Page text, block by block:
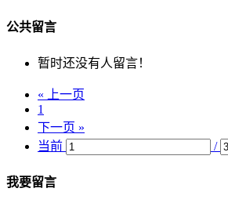
公共留言
暂时还没有人留言！
« 上一页
1
下一页 »
当前
/
我要留言